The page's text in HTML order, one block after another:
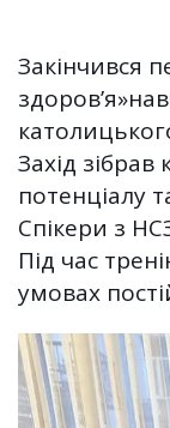
Закінчився
Захід
потенціалу
Спікери з
Під час
умовах